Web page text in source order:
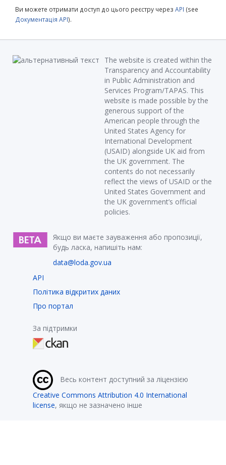
Ви можете отримати доступ до цього реєстру через API (see
Документація API).
The website is created within the
Transparency and Accountability
in Public Administration and
Services Program/TAPAS. This
website is made possible by the
generous support of the
American people through the
United States Agency for
International Development
(USAID) alongside UK aid from
the UK government. The
contents do not necessarily
reflect the views of USAID or the
United States Government and
the UK government’s official
policies.
Якщо ви маєте зауваження або пропозиції,
будь ласка, напишіть нам:
data@loda.gov.ua
API
Політика відкритих даних
Про портал
За підтримки
Весь контент доступний за ліцензією
Creative Commons Attribution 4.0 International
license, якщо не зазначено інше